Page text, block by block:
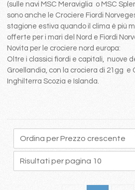
(sulle navi MSC Meraviglia o MSC
sono anche le Crociere Fiordi
stagione estiva quando il clima è più
offerte per i mari del Nord e Fiordi
Novita per le crociere nord europa:
Oltre i classici fiordi e capitali, nuove
Groellandia, con la crociera di 21gg e
Inghilterra Scozia e Islanda.